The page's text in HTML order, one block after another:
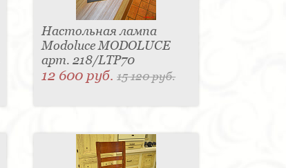
Настольная лампа
Modoluce MODOLUCE
арт. 218/LTP70
12 600 руб.15 120 руб.